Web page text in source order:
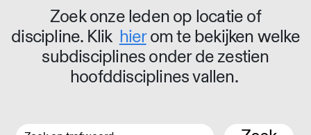
Zoek onze leden op locatie of
discipline. Klik hierom te bekijken welke
subdisciplines onder de zestien
hoofddisciplines vallen.